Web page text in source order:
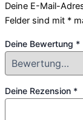
Deine E-Mail-
Felder sind mit *
Deine Bewertung *
Deine Rezension *